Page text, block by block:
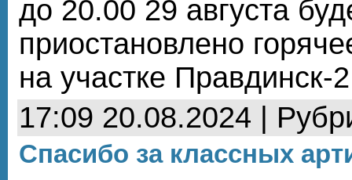
до 20.00 29 августа
приостановлено
на участке Правдинск-
17:09 20.08.2024 |
Спасибо за классных